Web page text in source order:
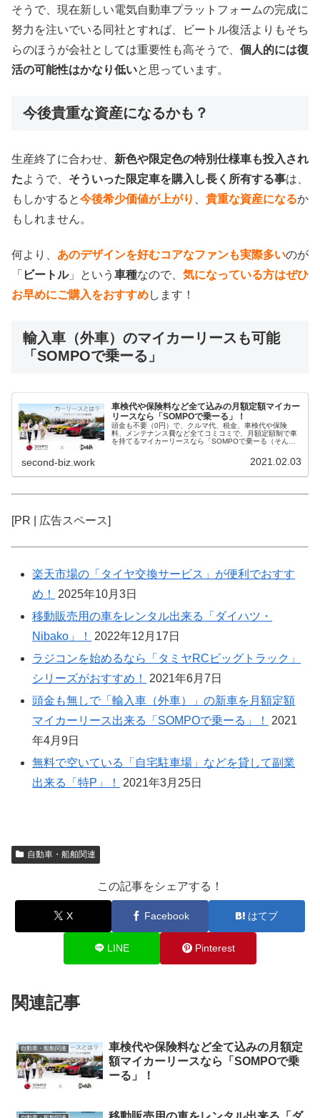
そうで、現在新しい電気自動車プラットフォームの完成に
努力を注いでいる同社とすれば、ビートル復活よりもそち
らのほうが会社としては重要性も高そうで、 個人的には復
活の可能性はかなり低いと思っています。
今後貴重な資産になるかも？
生産終了に合わせ、 新色や限定色の特別仕様車も投入され
たようで、 そういった限定車を購入し長く所有する事は、
もしかすると今後希少価値が上がり 貴重な資産になるか
もしれません。
何より、 あのデザインを好むコアなファンも実際多いのが
「 ビートル」という 車種なので、 気になっている方はぜひ
お早めにご購入をおすすめします！
輸入車（外車）のマイカーリースも可能
「SOMPOで乗ーる」
車検代や保険料など全て込みの月額定額マイカー
リースなら「SOMPOで乗ーる」！
頭金も不要（0円）で、クルマ代、税金、車検代や保険
料、メンテナンス費など全てコミコミで、月額定額制で車
を持てるマイカーリースなら「SOMPOで乗ーる（そんぽ
second-biz.work 2021.02.03
[PR | 広告スペース]
楽天市場の「タイヤ交換サービス」が便利でおすす
め！
2025年10月3日
移動販売用の車をレンタル出来る「ダイハツ・
Nibako」！
2022年12月17日
ラジコンを始めるなら「タミヤRCビッグトラック」
シリーズがおすすめ！
2021年6月7日
頭金も無しで「輸入車（外車）」の新車を月額定額
マイカーリース出来る「SOMPOで乗ーる」！
2021
年4月9日
無料で空いている「自宅駐車場」などを貸して副業
出来る「特P」！
2021年3月25日
自動車・船舶関連
この記事をシェアする！
X Facebook はてブ
LINE Pinterest
関連記事
自動車・船舶関連
車検代や保険料など全て込みの月額定
額マイカーリースなら「SOMPOで乗
ーる」！